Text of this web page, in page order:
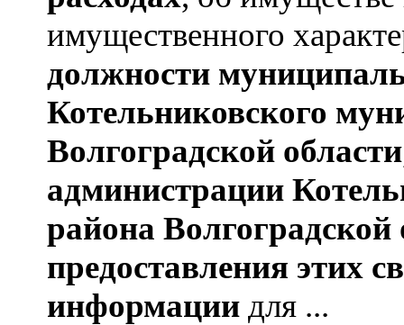
имущественного
должности
Котельниковского
Волгоградской области
администрации
района Волгоградской
предоставления этих
информации для ...